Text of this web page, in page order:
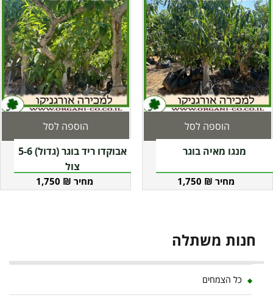
מנגו מאיה בוגר
1,750 ₪
הוספה לסל
אבוקדו ריד בוגר (גדול) 5-6
צול
1,750 ₪
הוספה לסל
חנות משתלה
כל הצמחים